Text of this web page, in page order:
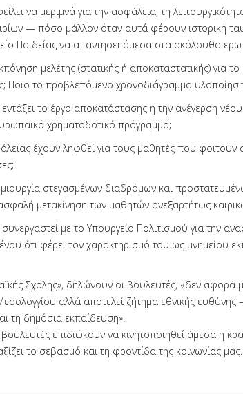
να μεριμνά για την ασφάλεια, τη
— πόσο μάλλον όταν αυτά φέρουν ιστορική
Παιδείας να απαντήσει άμεσα στα ακόλουθα
μελέτης (στατικής ή αποκαταστατικής) για το
Ποιο το προβλεπόμενο χρονοδιάγραμμα
εντάξει το έργο αποκατάστασης ή την ανέγερση
χρηματοδοτικό πρόγραμμα;
έχουν ληφθεί για τους μαθητές που φοιτούν
στεγασμένων διαδρόμων και
μετακίνηση των μαθητών ανεξαρτήτως
με το Υπουργείο Πολιτισμού για την
ότι φέρει τον χαρακτηρισμό του ως μνημείου
Σχολής», δηλώνουν οι βουλευτές, «δεν αφορά
αλλά αποτελεί ζήτημα εθνικής ευθύνης
τη δημόσια εκπαίδευση».
επιδιώκουν να κινητοποιηθεί άμεσα η
το σεβασμό και τη φροντίδα της κοινωνίας μας.